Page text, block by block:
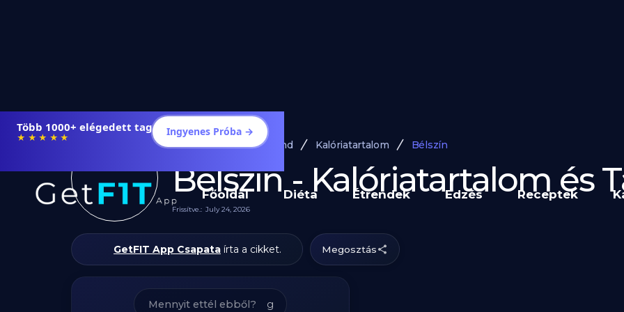
Étrendek, receptek és edzéstervek
★★★★★ Ingyenes Próba →
Főoldal Diéta Étrendek Edzés Receptek
Diéta és Étrend Kalóriatartalom Bélszín
Bélszín - Kalóriatartalom és
Frissítve.: July 24, 2026
GetFIT App Csapata írta a cikket. Megosztás
g